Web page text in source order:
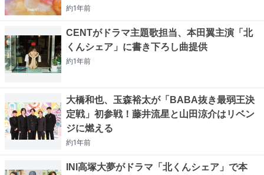
約1年前
CENTがドラマ主題歌担当、本田翼主演「北
くんシェア」に書き下ろし曲提供
約1年前
大橋和也、玉森裕太が「BABA抜き最弱王決
定戦」初参戦！藤井流星と山田涼介はリベン
ジに燃える
約1年前
INI高塚大夢がドラマ「北くんシェア」で本